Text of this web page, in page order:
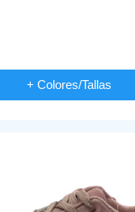
+ Colores/Tallas